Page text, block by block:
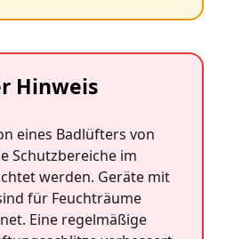
Hinweis
eines Badlüfters von
Schutzbereiche im
werden. Geräte mit
für Feuchträume
Eine regelmäßige